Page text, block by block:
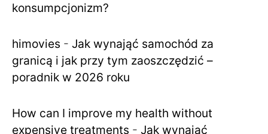
konsumpcjonizm?
himovies - Jak wynająć samochód za
granicą i jak przy tym zaoszczędzić –
poradnik w 2026 roku
How can I improve my health without
expensive treatments - Jak wynająć